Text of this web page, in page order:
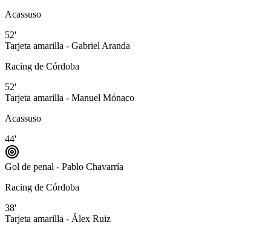
Acassuso
52'
Tarjeta amarilla - Gabriel Aranda
Racing de Córdoba
52'
Tarjeta amarilla - Manuel Mónaco
Acassuso
44'
Gol de penal - Pablo Chavarría
Racing de Córdoba
38'
Tarjeta amarilla - Álex Ruiz